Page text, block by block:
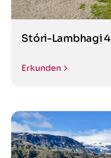
Stóri-Lambhagi 4
Erkunden